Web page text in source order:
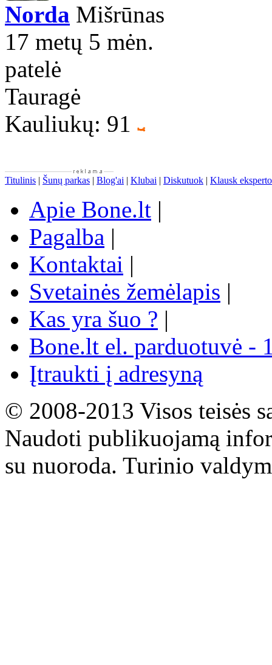
Norda Mišrūnas
17 metų 5 mėn.
patelė
Tauragė
Kauliukų: 91
Titulinis | Šunų parkas | Blog'ai | Klubai | Diskutuok | Klausk eksperto
Apie Bone.lt |
Pagalba |
Kontaktai |
Svetainės žemėlapis |
Kas yra šuo ? |
Bone.lt el. parduotuvė -
Įtraukti į adresyną
© 2008-2013 Visos teisės
Naudoti publikuojamą
su nuoroda. Turinio